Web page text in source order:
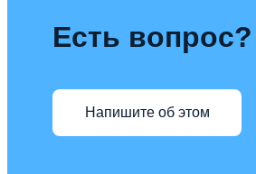
Есть вопрос?
Напишите об этом